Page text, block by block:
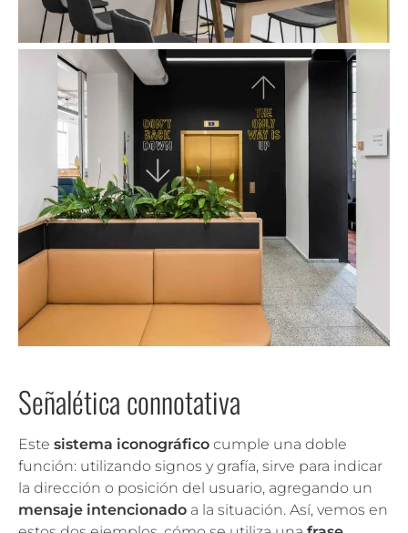
Señalética connotativa
Este sistema iconográfico cumple una doble
función: utilizando signos y grafía, sirve para indicar
la dirección o posición del usuario, agregando un
mensaje intencionado a la situación. Así, vemos en